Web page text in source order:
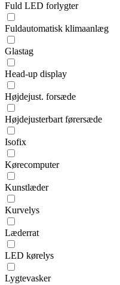
Fuld LED forlygter
Fuldautomatisk klimaanlæg
Glastag
Head-up display
Højdejust. forsæde
Højdejusterbart førersæde
Isofix
Kørecomputer
Kunstlæder
Kurvelys
Læderrat
LED kørelys
Lygtevasker